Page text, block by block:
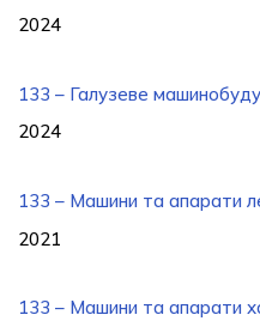
2024
133 – Галузеве
2024
133 – Машини та апарати
2021
133 – Машини та апарати